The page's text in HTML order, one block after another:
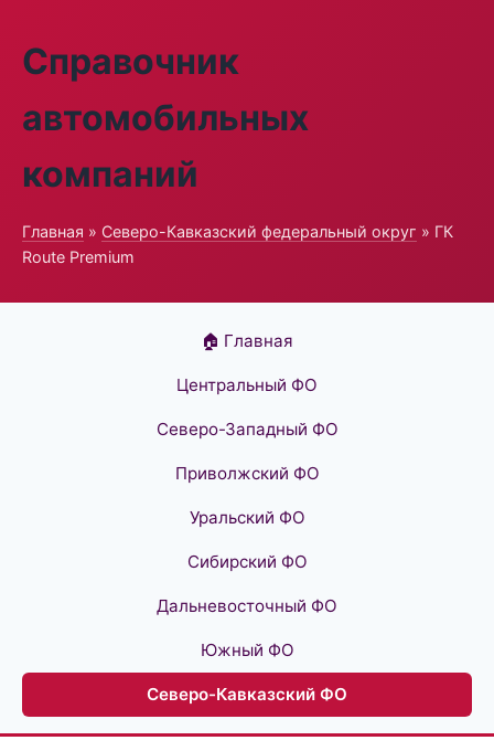
Справочник
автомобильных
компаний
Главная » Северо-Кавказский федеральный округ » ГК
Route Premium
🏠 Главная
Центральный ФО
Северо-Западный ФО
Приволжский ФО
Уральский ФО
Сибирский ФО
Дальневосточный ФО
Южный ФО
Северо-Кавказский ФО